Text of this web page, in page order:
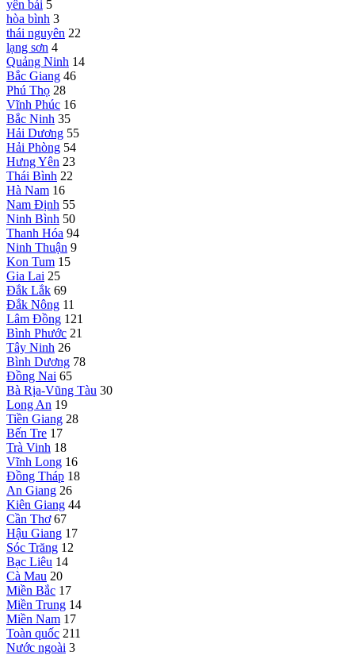
yên bái 5
hòa bình 3
thái nguyên 22
lạng sơn 4
Quảng Ninh 14
Bắc Giang 46
Phú Thọ 28
Vĩnh Phúc 16
Bắc Ninh 35
Hải Dương 55
Hải Phòng 54
Hưng Yên 23
Thái Bình 22
Hà Nam 16
Nam Định 55
Ninh Bình 50
Thanh Hóa 94
Ninh Thuận 9
Kon Tum 15
Gia Lai 25
Đắk Lắk 69
Đắk Nông 11
Lâm Đồng 121
Bình Phước 21
Tây Ninh 26
Bình Dương 78
Đồng Nai 65
Bà Rịa-Vũng Tàu 30
Long An 19
Tiền Giang 28
Bến Tre 17
Trà Vinh 18
Vĩnh Long 16
Đồng Tháp 18
An Giang 26
Kiên Giang 44
Cần Thơ 67
Hậu Giang 17
Sóc Trăng 12
Bạc Liêu 14
Cà Mau 20
Miền Bắc 17
Miền Trung 14
Miền Nam 17
Toàn quốc 211
Nước ngoài 3